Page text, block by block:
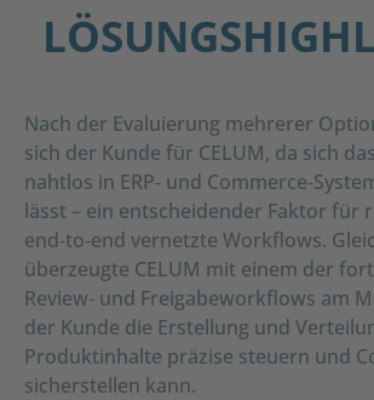
Nach der Evaluierung mehrerer
sich der Kunde für CELUM, da sich
nahtlos in ERP‑ und
lässt – ein entscheidender Faktor für
end‑to‑end vernetzte Workflows.
überzeugte CELUM mit einem der
Review‑ und Freigabeworkflows am
der Kunde die Erstellung und
Produktinhalte präzise steuern und
sicherstellen kann.